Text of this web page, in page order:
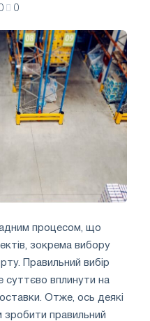
0
процесом, що
зокрема вибору
Правильний вибір
суттєво вплинути на
Отже, ось деякі
правильний